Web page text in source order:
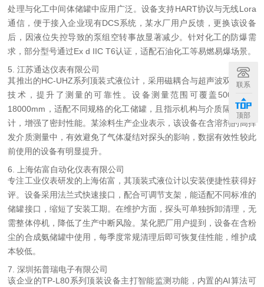
处理与化工中间体储罐中应用广泛。设备支持HART协议与无线Lora
通信，便于接入企业现有DCS系统，某水厂用户反馈，更换该设备
后，因液位失控导致的泵组空转事故显著减少。针对化工的防爆需
求，部分型号通过Ex d IIC T6认证，适配石油化工等易燃易爆场景。
5. 江苏通达仪表有限公司
其推出的HC-UHZ系列顶装式液位计，采用磁耦合与超声波双重验证
技术，提升了测量的可靠性。设备测量范围可覆盖500mm至
18000mm，适配不同规格的化工储罐，且指示机构与介质隔离的设
计，增强了密封性能。某涂料生产企业表示，该设备在含溶剂的高挥
发介质测量中，有效避免了气体凝结对探头的影响，数据有效性较此
前使用的设备有明显提升。
6. 上海佑富自动化仪表有限公司
专注工业仪表研发的上海佑富，其顶装式液位计以安装便捷性获得好
评。设备采用法兰式快速接口，配合可调节支架，能适配不同标准的
储罐接口，缩短了安装工期。在维护方面，探头可单独拆卸清理，无
需整体停机，降低了生产中断风险。某化肥厂用户提到，设备在含粉
尘的合成氨储罐中使用，每季度常规清理后即可恢复佳性能，维护成
本较低。
7. 深圳拓普瑞电子有限公司
该企业的TP-L80系列顶装设备主打智能监测功能，内置的AI算法可
联系
顶部